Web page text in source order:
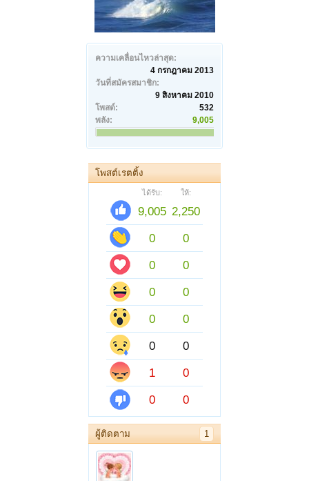
ความเคลื่อนไหวล่าสุด:
4 กรกฎาคม 2013
วันที่สมัครสมาชิก:
9 สิงหาคม 2010
โพสต์:
532
พลัง:
9,005
โพสต์เรตติ้ง
ได้รับ: ให้:
9,005 2,250
0
0
0
0
0
0
0
0
0
0
1
0
0
0
ผู้ติดตาม 1